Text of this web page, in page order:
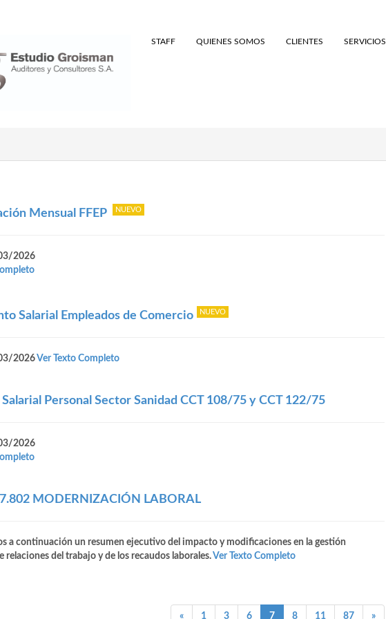
STAFF QUIENES SOMOS CLIENTES SERVICIOS
Mensual FFEP
2026
Salarial Empleados de Comercio
2026Ver Texto Completo
Personal Sector Sanidad CCT 108/75 y CCT 122/75
2026
MODERNIZACIÓN LABORAL
a continuación un resumen ejecutivo del impacto y modificaciones en la gestión
relaciones del trabajo y de los recaudos laborales.Ver Texto Completo
« 1 3 6 7(current)
8 11 87 »